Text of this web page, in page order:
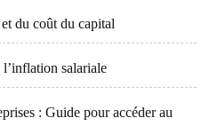
du coût du capital
salariale
: Guide pour accéder au